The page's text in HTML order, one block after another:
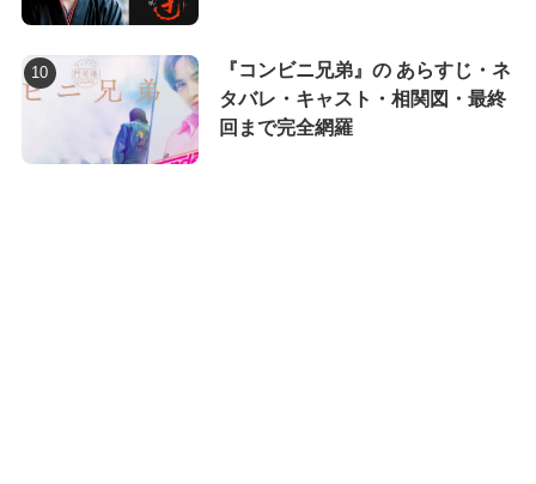
『コンビニ兄弟』の あらすじ・ネ
タバレ・キャスト・相関図・最終
回まで完全網羅